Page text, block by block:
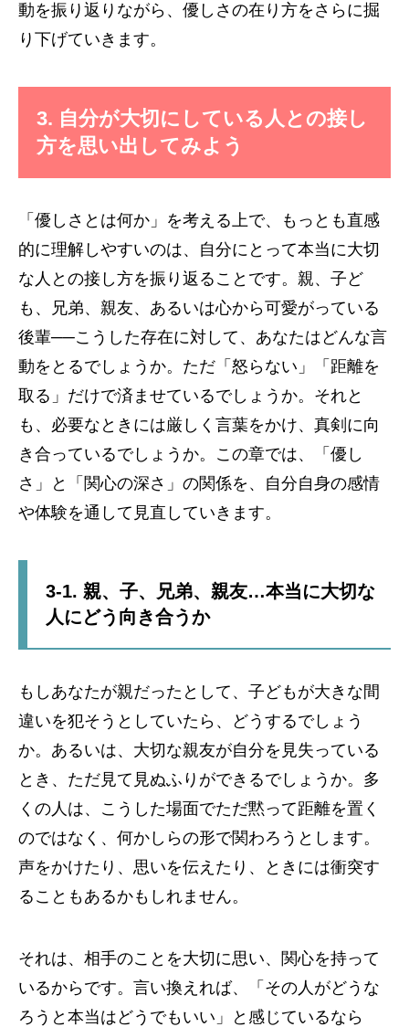
動を振り返りながら、優しさの在り方をさらに掘
り下げていきます。
3. 自分が大切にしている人との接し
方を思い出してみよう
「優しさとは何か」を考える上で、もっとも直感
的に理解しやすいのは、自分にとって本当に大切
な人との接し方を振り返ることです。親、子ど
も、兄弟、親友、あるいは心から可愛がっている
後輩──こうした存在に対して、あなたはどんな言
動をとるでしょうか。ただ「怒らない」「距離を
取る」だけで済ませているでしょうか。それと
も、必要なときには厳しく言葉をかけ、真剣に向
き合っているでしょうか。この章では、「優し
さ」と「関心の深さ」の関係を、自分自身の感情
や体験を通して見直していきます。
3-1. 親、子、兄弟、親友…本当に大切な
人にどう向き合うか
もしあなたが親だったとして、子どもが大きな間
違いを犯そうとしていたら、どうするでしょう
か。あるいは、大切な親友が自分を見失っている
とき、ただ見て見ぬふりができるでしょうか。多
くの人は、こうした場面でただ黙って距離を置く
のではなく、何かしらの形で関わろうとします。
声をかけたり、思いを伝えたり、ときには衝突す
ることもあるかもしれません。
それは、相手のことを大切に思い、関心を持って
いるからです。言い換えれば、「その人がどうな
ろうと本当はどうでもいい」と感じているなら